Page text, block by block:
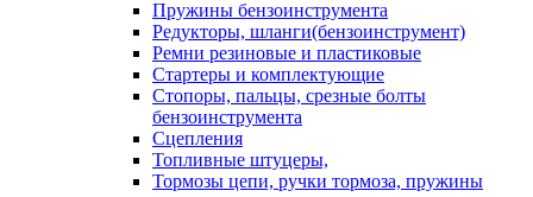
Пружины бензоинструмента
Редукторы, шланги(бензоинструмент)
Ремни резиновые и пластиковые
Стартеры и комплектующие
Стопоры, пальцы, срезные болты
бензоинструмента
Сцепления
Топливные штуцеры,
Тормозы цепи, ручки тормоза, пружины